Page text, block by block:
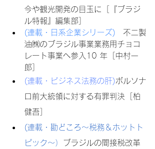
今や観光開発の目玉に［『ブラジ
ル特報』編集部］
(連載・日系企業シリーズ)
不二製
油㈱のブラジル事業業務用チョコ
レート事業へ参入10 年［中村一
郎］
(連載・ビジネス法務の肝)ボルソナ
ロ前大統領に対する有罪判決［柏
健吾］
(連載・勘どころ〜税務＆ホットト
ピック〜）
ブラジルの間接税改革